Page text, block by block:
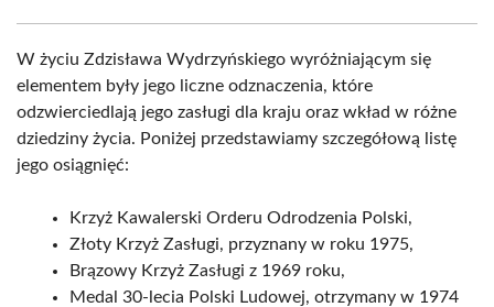
W życiu Zdzisława Wydrzyńskiego wyróżniającym się
elementem były jego liczne odznaczenia, które
odzwierciedlają jego zasługi dla kraju oraz wkład w różne
dziedziny życia. Poniżej przedstawiamy szczegółową listę
jego osiągnięć:
Krzyż Kawalerski Orderu Odrodzenia Polski,
Złoty Krzyż Zasługi, przyznany w roku 1975,
Brązowy Krzyż Zasługi z 1969 roku,
Medal 30-lecia Polski Ludowej, otrzymany w 1974